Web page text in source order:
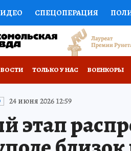
СПЕЦОПЕРАЦИЯ
НАУКА СПОРТ
ВСЕ О КП РАДИО КП
ТОЛЬКО У НАС ВОЕНКОРЫ
АФИША
24 июня 2026 12:59
этап